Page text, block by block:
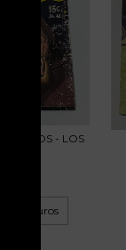
- LOS
C...
sem juros